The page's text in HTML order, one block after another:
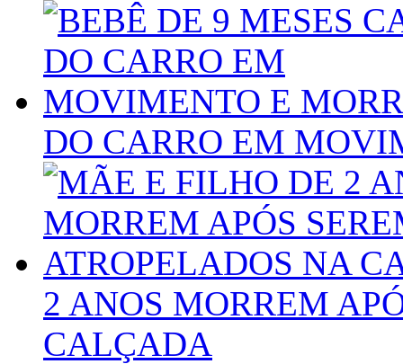
DO CARRO EM
2 ANOS MORREM
CALÇADA